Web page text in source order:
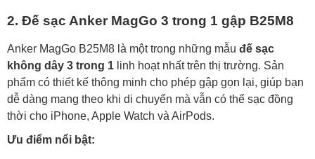
2. Đế sạc Anker MagGo 3 trong 1 gập B25M8
Anker MagGo B25M8 là một trong những mẫu đế sạc
không dây 3 trong 1 linh hoạt nhất trên thị trường. Sản
phẩm có thiết kế thông minh cho phép gập gọn lại, giúp bạn
dễ dàng mang theo khi di chuyển mà vẫn có thể sạc đồng
thời cho iPhone, Apple Watch và AirPods.
Ưu điểm nổi bật: